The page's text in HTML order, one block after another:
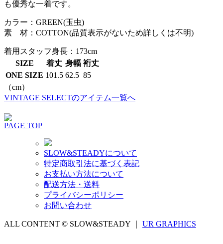
も優秀な一着です。
カラー：GREEN(玉虫)
素 材：COTTON(品質表示がないため詳しくは不明)
着用スタッフ身長：173cm
SIZE
着丈 身幅 裄丈
ONE SIZE 101.5 62.5 85
（cm）
VINTAGE SELECTのアイテム一覧へ
PAGE TOP
SLOW&STEADYについて
特定商取引法に基づく表記
お支払い方法について
配送方法・送料
プライバシーポリシー
お問い合わせ
ALL CONTENT © SLOW&STEADY ｜ UR GRAPHICS